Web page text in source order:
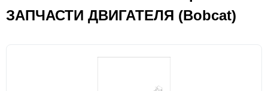
ЗАПЧАСТИ ДВИГАТЕЛЯ (Bobcat)